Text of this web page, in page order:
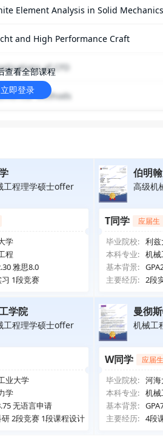
Element Analysis in Solid Mechanics
and High Performance Craft
of CFD
Methods
查看全部课程
立即登录
工程理学硕士offer
学
程
雅思8.0
1段竞赛
伯明
高级机
T同学 应届生
毕业院校: 利
本科专业: 机械
基本背景:
主要经历: 2段
学院
工程理学硕士offer
业大学
学
无语言申请
2段竞赛 1段课程设计
曼彻
机械工
W同学 应届生
毕业院校: 河
本科专业: 机械
基本背景:
主要经历: 4段